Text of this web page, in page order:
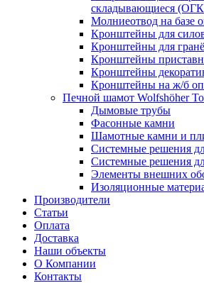
складывающиеся
Молниеотвод на
Кронштейны для
Кронштейны для
Кронштейны
Кронштейны
Кронштейны на ж/б
Печной шамот Wolfshöher
Дымовые трубы
Фасонные камни
Шамотные камни и
Системные решения
Системные решения
Элементы внешних
Изоляционные
Производители
Статьи
Оплата
Доставка
Наши объекты
О Компании
Контакты